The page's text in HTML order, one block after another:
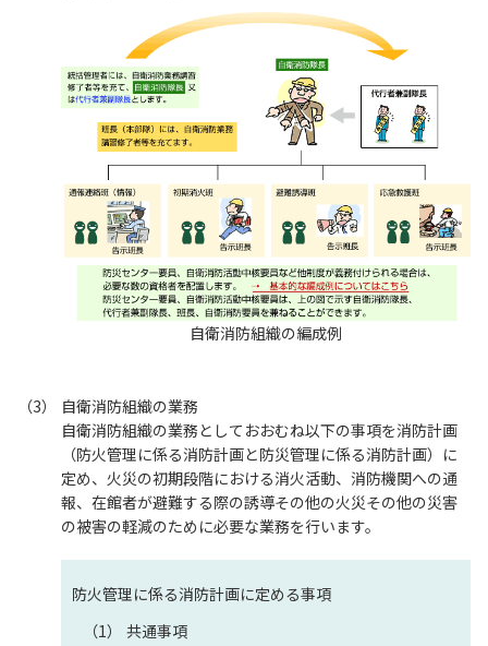
自衛消防組織の編成例
自衛消防組織の業務
自衛消防組織の業務としておおむね以下の事項を消防計画
（防火管理に係る消防計画と防災管理に係る消防計画）に
定め、火災の初期段階における消火活動、消防機関への通
報、在館者が避難する際の誘導その他の火災その他の災害
の被害の軽減のために必要な業務を行います。
防火管理に係る消防計画に定める事項
共通事項